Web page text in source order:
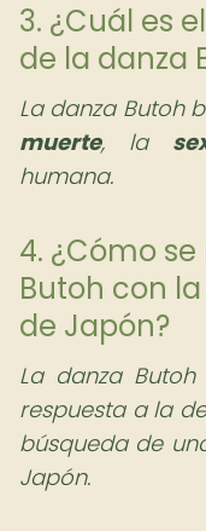
3. ¿Cuál es
de la danza
La danza Butoh
muerte, la
humana.
4. ¿Cómo
Butoh con
de Japón?
La danza
respuesta a la
búsqueda de
Japón.